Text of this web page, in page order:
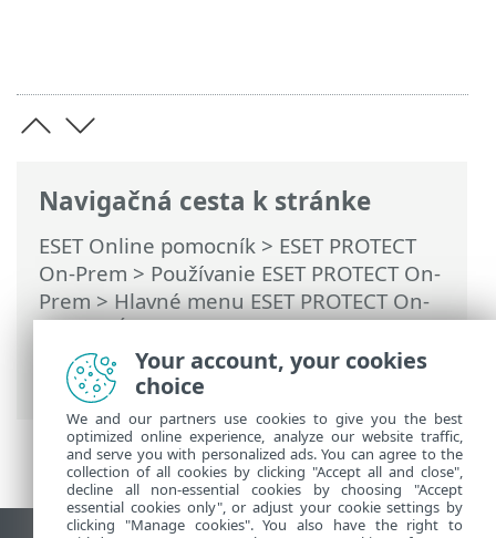
Navigačná cesta k stránke
ESET Online pomocník > ESET PROTECT
On-Prem > Používanie ESET PROTECT On-
Prem>Hlavné menu ESET PROTECT On-
Prem>Úlohy>Serverové úlohy>
Synchronizácia statickej skupiny> Režim
synchronizácie – sieť MS Windows
Your account, your cookies
choice
We and our partners use cookies to give you the best
optimized online experience, analyze our website traffic,
and serve you with personalized ads. You can agree to the
collection of all cookies by clicking "Accept all and close",
decline all non-essential cookies by choosing "Accept
essential cookies only", or adjust your cookie settings by
clicking "Manage cookies". You also have the right to